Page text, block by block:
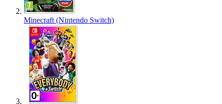
Minecraft (Nintendo Switch)